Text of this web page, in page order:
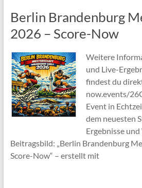
Berlin Brandenburg
2026 – Score-Now
Weitere
und Live-
findest du
now.events/
Event in
dem neuesten
Ergebnisse
Beitragsbild: „Berlin Brandenburg
Score-Now“ – erstellt mit